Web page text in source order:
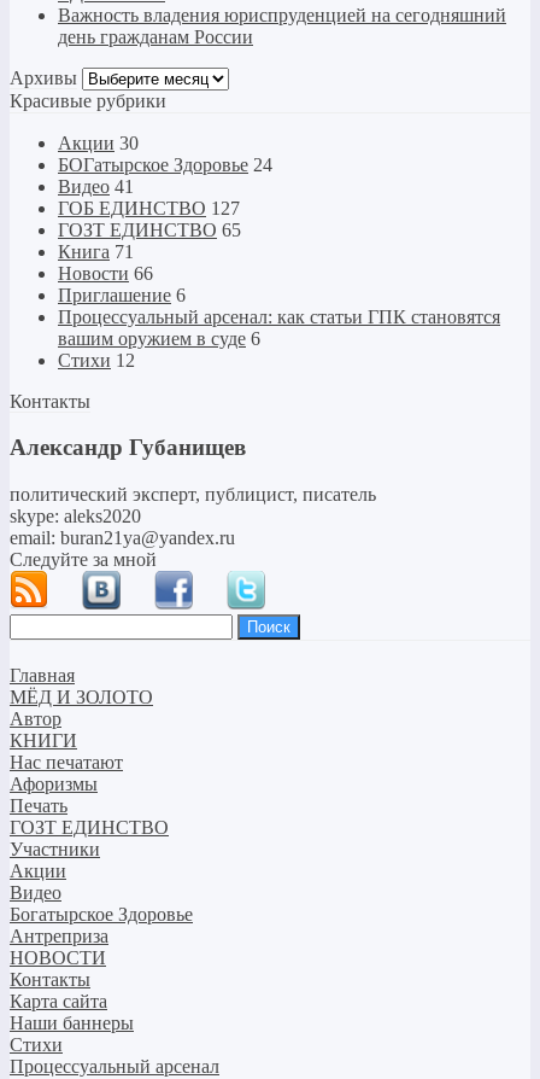
Важность владения юриспруденцией на сегодняшний
день гражданам России
Архивы Архивы
Красивые рубрики
Акции 30
БОГатырское Здоровье 24
Видео 41
ГОБ ЕДИНСТВО 127
ГОЗТ ЕДИНСТВО 65
Книга 71
Новости 66
Приглашение 6
Процессуальный арсенал: как статьи ГПК становятся
вашим оружием в суде 6
Стихи 12
Контакты
Александр Губанищев
политический эксперт, публицист, писатель
skype: aleks2020
email: buran21ya@yandex.ru
Следуйте за мной
Главная
МЁД И ЗОЛОТО
Автор
КНИГИ
Нас печатают
Афоризмы
Печать
ГОЗТ ЕДИНСТВО
Участники
Акции
Видео
Богатырское Здоровье
Антреприза
НОВОСТИ
Контакты
Карта сайта
Наши баннеры
Стихи
Процессуальный арсенал